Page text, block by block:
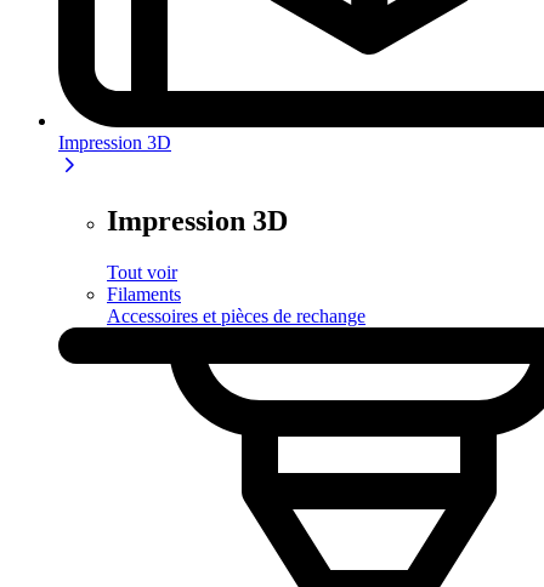
Impression 3D
Impression 3D
Tout voir
Filaments
Accessoires et pièces de rechange